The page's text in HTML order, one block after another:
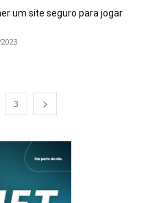
um site seguro para jogar
3